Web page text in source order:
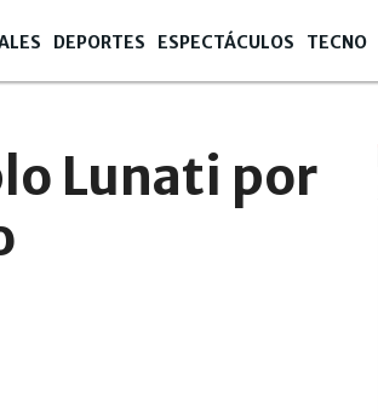
DEPORTES ESPECTÁCULOS TECNO
Lunati por